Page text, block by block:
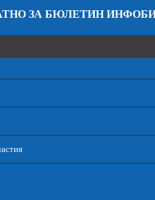
ЗА БЮЛЕТИН